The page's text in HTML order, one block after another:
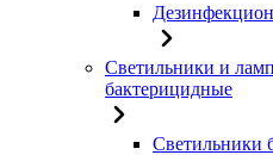
Светильники и
бактерицидные
Светильники